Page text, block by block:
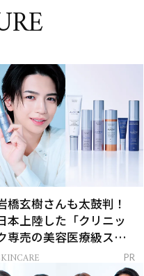
橋玄樹さんも太鼓判！
本上陸した「クリニッ
専売の美容医療級スキ
ケア」
PR